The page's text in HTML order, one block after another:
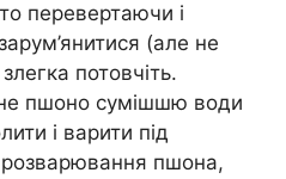
перевертаючи і
(але не
потовчіть.
пшоно сумішшю води
і варити під
пшона,